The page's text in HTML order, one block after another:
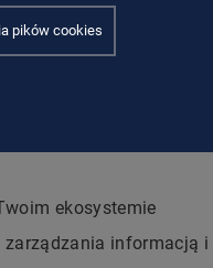
nadawania
dokumentowych
użytkowników oraz z
ekosystemie
informacją i
pików cookies